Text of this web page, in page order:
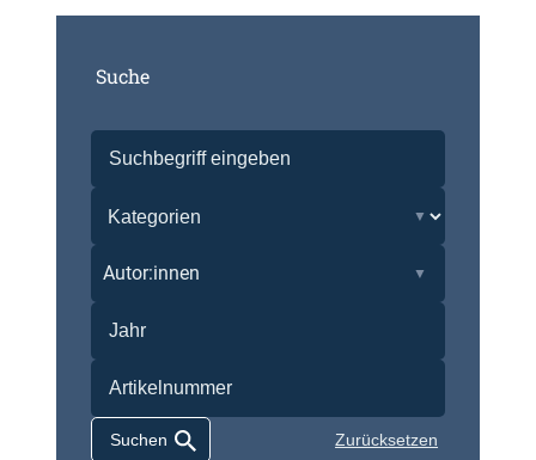
Suche
Autor:innen
Zurücksetzen